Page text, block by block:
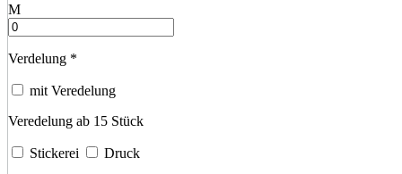
M
Verdelung *
mit Veredelung
Veredelung ab 15 Stück
Stickerei
Druck